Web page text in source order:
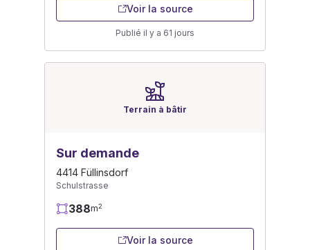
Voir la source
Publié il y a 61 jours
Terrain à bâtir
Sur demande
4414 Füllinsdorf
Schulstrasse
388m2
Voir la source